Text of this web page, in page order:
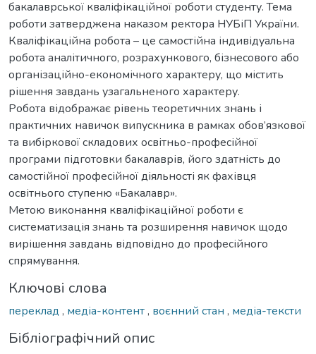
бакалаврської кваліфікаційної роботи студенту. Тема
роботи затверджена наказом ректора НУБіП України.
Кваліфікаційна робота – це самостійна індивідуальна
робота аналітичного, розрахункового, бізнесового або
організаційно-економічного характеру, що містить
рішення завдань узагальненого характеру.
Робота відображає рівень теоретичних знань і
практичних навичок випускника в рамках обов’язкової
та вибіркової складових освітньо-професійної
програми підготовки бакалаврів, його здатність до
самостійної професійної діяльності як фахівця
освітнього ступеню «Бакалавр».
Метою виконання кваліфікаційної роботи є
систематизація знань та розширення навичок щодо
вирішення завдань відповідно до професійного
спрямування.
Ключові слова
переклад , медіа-контент, воєнний стан , медіа-тексти
Бібліографічний опис